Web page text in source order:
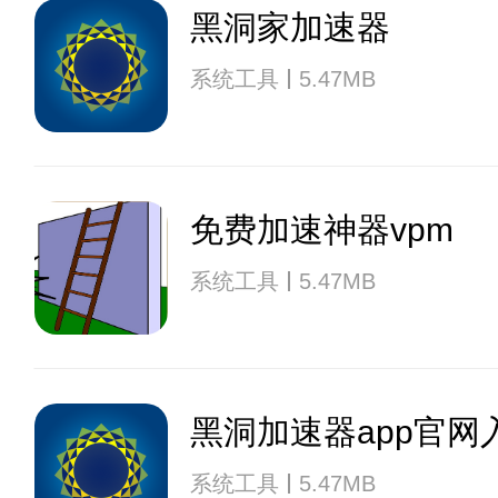
黑洞家加速器
系统工具 5.47MB
免费加速神器vpm
系统工具 5.47MB
黑洞加速器app官网
系统工具 5.47MB